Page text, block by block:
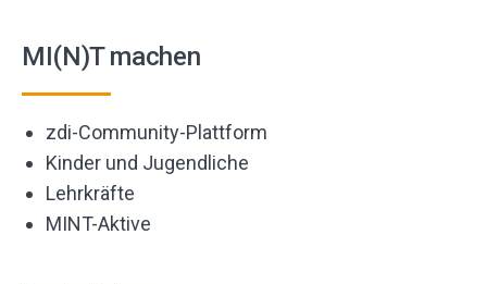
MI(N)T machen
zdi-Community-Plattform
Kinder und Jugendliche
Lehrkräfte
MINT-Aktive